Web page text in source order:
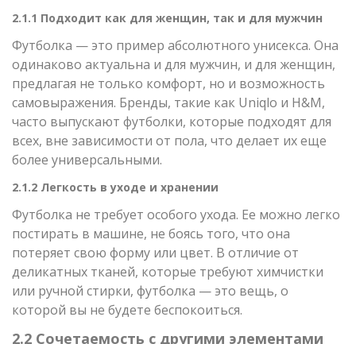
2.1.1 Подходит как для женщин, так и для мужчин
Футболка — это пример абсолютного унисекса. Она
одинаково актуальна и для мужчин, и для женщин,
предлагая не только комфорт, но и возможность
самовыражения. Бренды, такие как Uniqlo и H&M,
часто выпускают футболки, которые подходят для
всех, вне зависимости от пола, что делает их еще
более универсальными.
2.1.2 Легкость в уходе и хранении
Футболка не требует особого ухода. Ее можно легко
постирать в машине, не боясь того, что она
потеряет свою форму или цвет. В отличие от
деликатных тканей, которые требуют химчистки
или ручной стирки, футболка — это вещь, о
которой вы не будете беспокоиться.
2.2 Сочетаемость с другими элементами